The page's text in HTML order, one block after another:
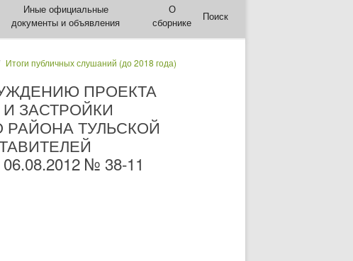
Иные официальные
документы и объявления
О
сборнике
Поиск
Итоги публичных слушаний (до 2018 года)
ПРОЕКТА
ЗАСТРОЙКИ
ТУЛЬСКОЙ
№ 38-11